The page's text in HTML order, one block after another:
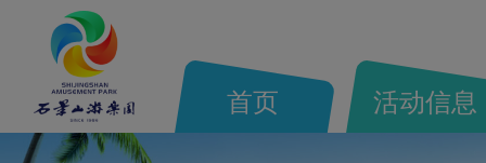
首页 活动信息